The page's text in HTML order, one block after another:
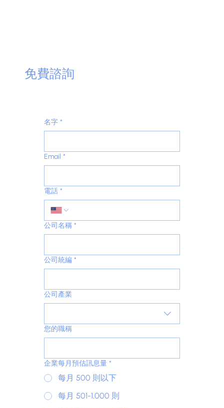
名字 *
Email *
電話 *
公司名稱 *
公司統編 *
公司產業
您的職稱
企業每月預估訊息量 *
每月 500 則以下
每月 501-1,000 則
​免費諮詢